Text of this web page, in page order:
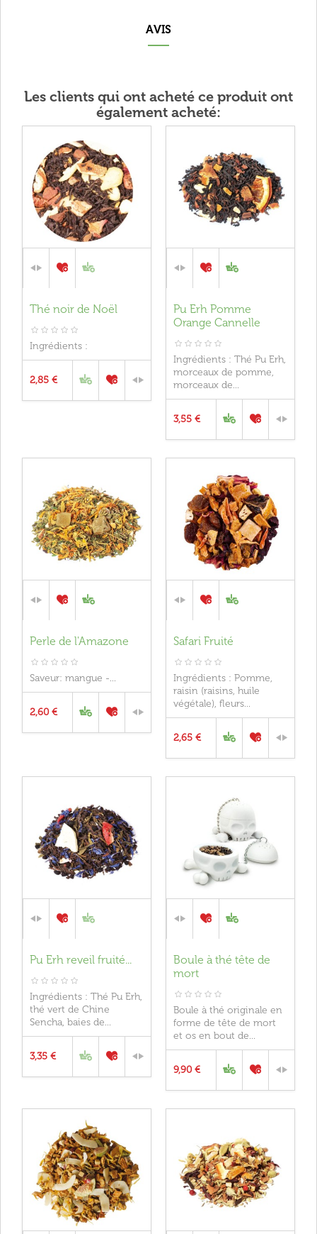
AVIS
Les clients qui ont acheté ce produit ont
également acheté:
Thé noir de Noël
Ingrédients :
2,85 €
Pu Erh Pomme
Orange Cannelle
Ingrédients : Thé Pu Erh,
morceaux de pomme,
morceaux de...
3,55 €
Perle de l'Amazone
Saveur: mangue -...
2,60 €
Safari Fruité
Ingrédients : Pomme,
raisin (raisins, huile
végétale), fleurs...
2,65 €
Pu Erh reveil fruité...
Ingrédients : Thé Pu Erh,
thé vert de Chine
Sencha, baies de...
3,35 €
Boule à thé tête de
mort
Boule à thé originale en
forme de tête de mort
et os en bout de...
9,90 €